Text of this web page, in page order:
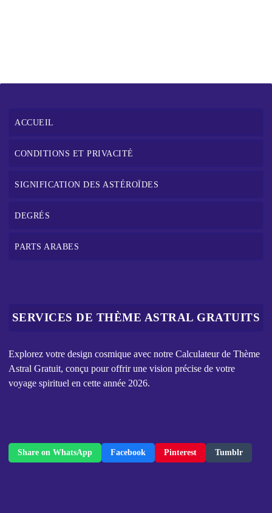
ACCUEIL
CONDITIONS ET PRIVACITÉ
SIGNIFICATION DES ASTÉROÏDES
DEGRÉS
PARTS ARABES
SERVICES DE THÈME ASTRAL GRATUITS
Explorez votre design cosmique avec notre Calculateur de Thème
Astral Gratuit, conçu pour offrir une vision précise de votre
voyage spirituel en cette année 2026.
Share on WhatsApp Facebook Pinterest Tumblr